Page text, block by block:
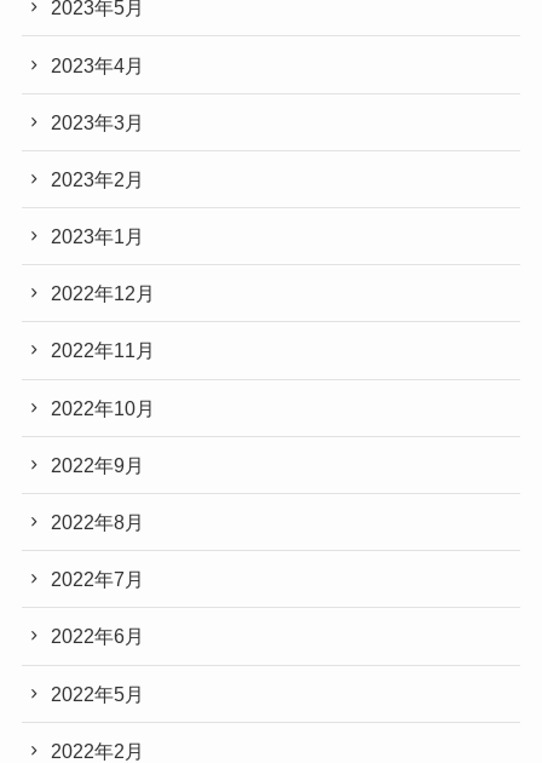
2023年5月
2023年4月
2023年3月
2023年2月
2023年1月
2022年12月
2022年11月
2022年10月
2022年9月
2022年8月
2022年7月
2022年6月
2022年5月
2022年2月